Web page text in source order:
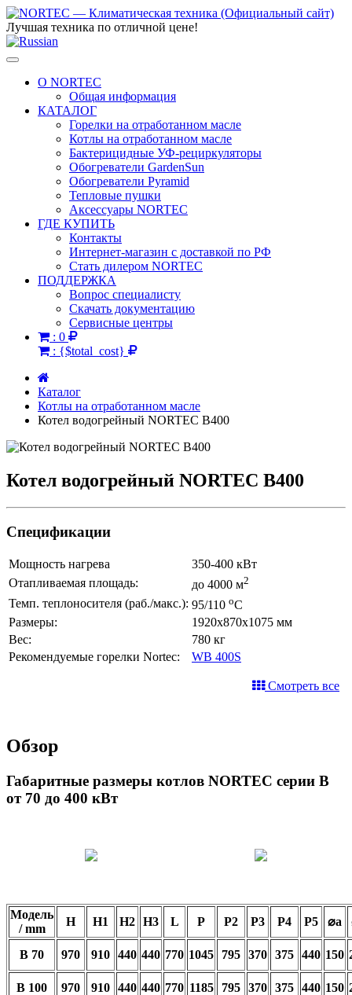
Лучшая техника по отличной цене!
Toggle
navigationО NORTEC
Общая информация
КАТАЛОГ
Горелки на отработанном масле
Котлы на отработанном масле
Бактерицидные УФ-рециркуляторы
Обогреватели GardenSun
Обогреватели Pyramid
Тепловые пушки
Аксессуары NORTEC
ГДЕ КУПИТЬ
Контакты
Интернет-магазин с доставкой по РФ
Стать дилером NORTEC
ПОДДЕРЖКА
Вопрос специалисту
Скачать документацию
Сервисные центры
: 0
: {$total_cost}
Каталог
Котлы на отработанном масле
Котел водогрейный NORTEC B400
Котел водогрейный NORTEC B400
Спецификации
Мощность нагрева
350-400 кВт
Отапливаемая площадь:
до 4000 м2
Темп. теплоносителя (раб./макс.): 95/110 оС
Размеры:
1920х870х1075 мм
Вес:
780 кг
Рекомендуемые горелки Nortec:
WB 400S
Смотреть все
Обзор
Габаритные размеры котлов NORTEC серии B
от 70 до 400 кВт
Модель
/ mm
H H1 H2 H3 L P P2 P3 P4 P5 ⌀a
B 70 970 910 440 440 770 1045 795 370 375 440 150
B 100 970 910 440 440 770 1185 795 370 375 440 150